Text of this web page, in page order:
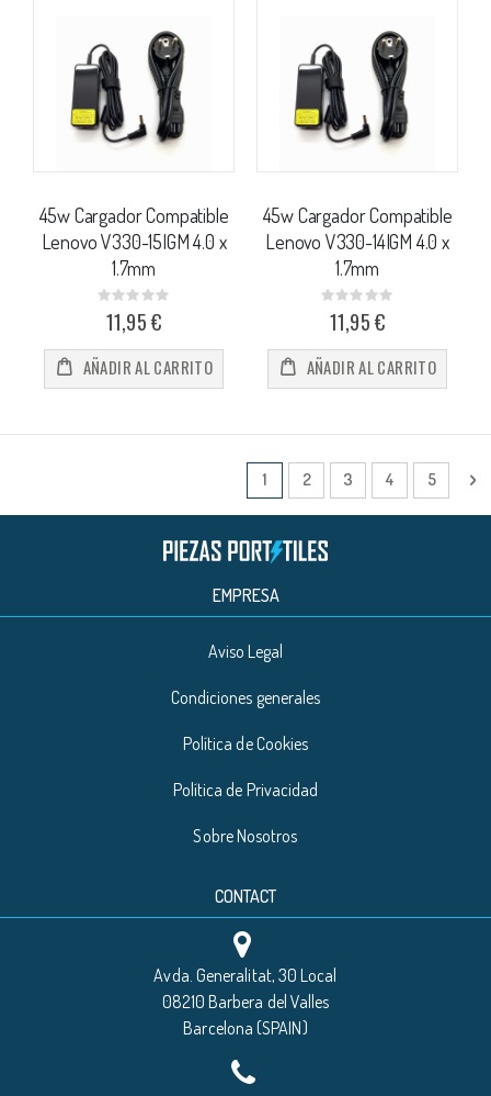
45w Cargador Compatible
Lenovo V330-15IGM 4.0 x
1.7mm
Rating:
0%11,95 €
AÑADIR AL CARRITO
45w Cargador Compatible
Lenovo V330-14IGM 4.0 x
1.7mm
Rating:
0%11,95 €
AÑADIR AL CARRITO
Página
Actualmente estás leyendo
1 Página
2 Página
3 Página
4 Página
5
EMPRESA
Aviso Legal
Condiciones generales
Política de Cookies
Política de Privacidad
Sobre Nosotros
CONTACT
Avda. Generalitat, 30 Local
08210 Barbera del Valles
Barcelona (SPAIN)